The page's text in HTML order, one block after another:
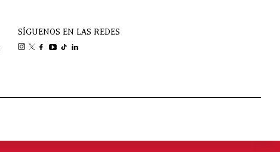
SÍGUENOS EN LAS REDES